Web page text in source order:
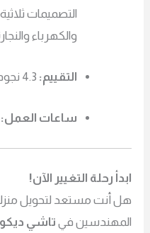
والكهرباء
التقييم:
ساعات العمل:
ابدأ رحلة التغيير الآن!
هل أنت مستعد لتحويل
المهندسين في تاشي